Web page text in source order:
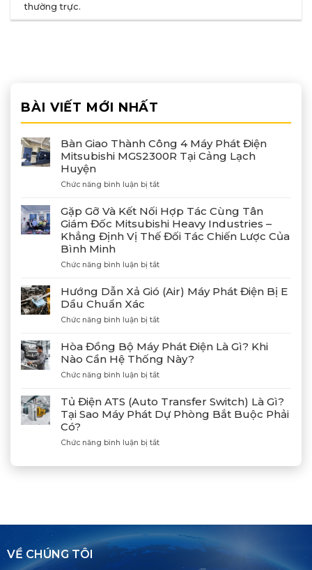
thường trực.
BÀI VIẾT MỚI NHẤT
Bàn Giao Thành Công 4 Máy Phát Điện
Mitsubishi MGS2300R Tại Cảng Lạch
Huyện
Chức năng bình luận bị tắtở
Giao
Thành
Công
4
Phát
MGS2300R
Cảng
Gặp Gỡ Và Kết Nối Hợp Tác Cùng Tân
Giám Đốc Mitsubishi Heavy Industries –
Khẳng Định Vị Thế Đối Tác Chiến Lược Của
Bình Minh
Chức năng bình luận bị tắtở
Gỡ
Và
Nối
Tác
Cùng
Tân
Giám
Mitsubishi
Heavy
Industries
Khẳng
Vị
Của
Bình
Minh
Hướng Dẫn Xả Gió (Air) Máy Phát Điện Bị E
Dầu Chuẩn Xác
Chức năng bình luận bị tắtở
Dẫn
Xả
Gió
(Air)
Phát
Bị
Dầu
Xác
Hòa Đồng Bộ Máy Phát Điện Là Gì? Khi
Nào Cần Hệ Thống Này?
Chức năng bình luận bị tắtở
Đồng
Bộ
Máy
Điện
Tủ Điện ATS (Auto Transfer Switch) Là Gì?
Tại Sao Máy Phát Dự Phòng Bắt Buộc Phải
Có?
Chức năng bình luận bị tắtở
Điện
Sao
VỀ CHÚNG TÔI